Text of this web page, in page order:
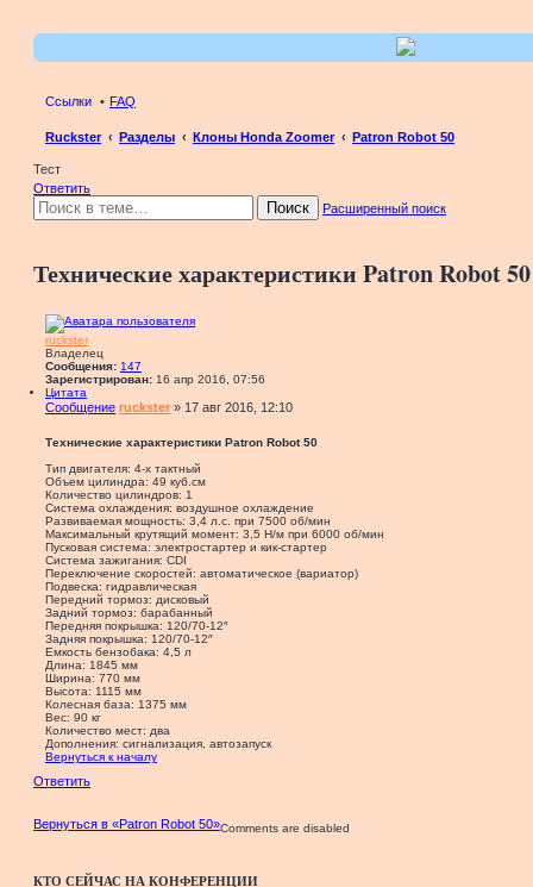
Ссылки FAQ
Ruckster Разделы Клоны Honda Zoomer Patron Robot 50
Тест
Ответить
Поиск Расширенный поиск
Технические характеристики Patron Robot 50
ruckster
Владелец
Сообщения: 147
Зарегистрирован: 16 апр 2016, 07:56
Цитата
Сообщение ruckster » 17 авг 2016, 12:10
Технические характеристики Patron Robot 50
Тип двигателя: 4-х тактный
Объем цилиндра: 49 куб.см
Количество цилиндров: 1
Система охлаждения: воздушное охлаждение
Развиваемая мощность: 3,4 л.с. при 7500 об/мин
Максимальный крутящий момент: 3,5 Н/м при 6000 об/мин
Пусковая система: электростартер и кик-стартер
Система зажигания: CDI
Переключение скоростей: автоматическое (вариатор)
Подвеска: гидравлическая
Передний тормоз: дисковый
Задний тормоз: барабанный
Передняя покрышка: 120/70-12″
Задняя покрышка: 120/70-12″
Емкость бензобака: 4,5 л
Длина: 1845 мм
Ширина: 770 мм
Высота: 1115 мм
Колесная база: 1375 мм
Вес: 90 кг
Количество мест: два
Дополнения: сигнализация, автозапуск
Вернуться к началу
Ответить
Вернуться в «Patron Robot 50»Comments are disabled
КТО СЕЙЧАС НА КОНФЕРЕНЦИИ